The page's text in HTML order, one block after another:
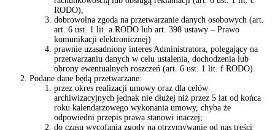
RODO),
dobrowolna zgoda na przetwarzanie danych osobowych (art.
art. 6 ust. 1 lit. a RODO lub art. 398 ustawy – Prawo
komunikacji elektronicznej)
prawnie uzasadniony interes Administratora, polegający na
przetwarzaniu danych w celu ustalenia, dochodzenia lub
obrony ewentualnych roszczeń (art. 6 ust. 1 lit. f RODO).
Podane dane będą przetwarzane:
przez okres realizacji umowy oraz dla celów
archiwizacyjnych jednak nie dłużej niż przez 5 lat od końca
roku kalendarzowego wykonania umowy, chyba że
odpowiedni przepis prawa stanowi inaczej;
do czasu wycofania zgody na otrzymywanie od nas treści